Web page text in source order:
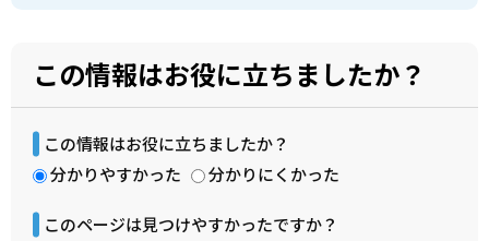
この情報はお役に立ちましたか？
この情報はお役に立ちましたか？
分かりやすかった
分かりにくかった
このページは見つけやすかったですか？